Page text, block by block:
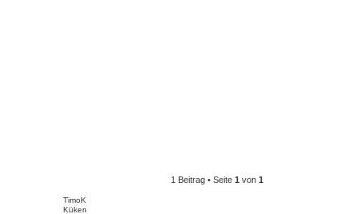
1 Beitrag • Seite 1 von 1
TimoK
Küken